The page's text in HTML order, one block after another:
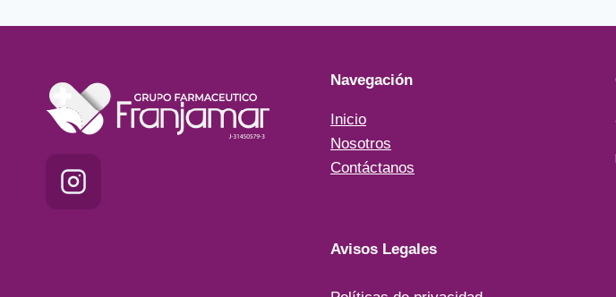
Navegación
Inicio
Nosotros
Contáctanos
Avisos Legales